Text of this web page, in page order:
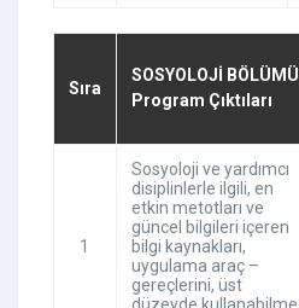
Sıra
SOSYOLOJİ BÖLÜMÜ
Program Çıktıları
1
Sosyoloji ve yardımcı
disiplinlerle ilgili, en
etkin metotları ve
güncel bilgileri içeren
bilgi kaynakları,
uygulama araç –
gereçlerini, üst